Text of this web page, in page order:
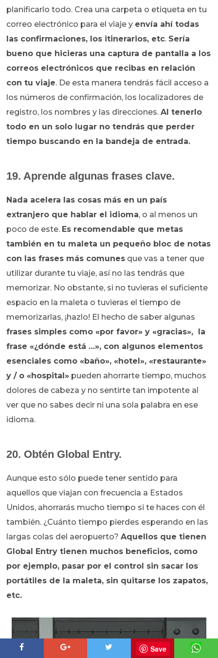
planificarlo todo. Crea una carpeta o etiqueta en tu
correo electrónico para el viaje y envía ahí todas
las confirmaciones, los itinerarios, etc. Sería
bueno que hicieras una captura de pantalla a los
correos electrónicos que recibas en relación
con tu viaje. De esta manera tendrás fácil acceso a
los números de confirmación, los localizadores de
registro, los nombres y las direcciones.Al tenerlo
todo en un solo lugar no tendrás que perder
tiempo buscando en la bandeja de entrada.
19. Aprende algunas frases clave.
Nada acelera las cosas más en un país
extranjero que hablar el idioma, o al menos un
poco de este. Es recomendable que metas
también en tu maleta un pequeño bloc de notas
con las frases más comunes que vas a tener que
utilizar durante tu viaje, así no las tendrás que
memorizar. No obstante, si no tuvieras el suficiente
espacio en la maleta o tuvieras el tiempo de
memorizarlas, ¡hazlo! El hecho de saber algunas
frases simples como «por favor» y «gracias», la
frase «¿dónde está …», con algunos elementos
esenciales como «baño», «hotel», «restaurante»
y / o «hospital» pueden ahorrarte tiempo, muchos
dolores de cabeza y no sentirte tan impotente al
ver que no sabes decir ni una sola palabra en ese
idioma.
20. Obtén Global Entry.
Aunque esto sólo puede tener sentido para
aquellos que viajan con frecuencia a Estados
Unidos, ahorrarás mucho tiempo si te haces con él
también. ¿Cuánto tiempo pierdes esperando en las
largas colas del aeropuerto?Aquellos que tienen
Global Entry tienen muchos beneficios, como
por ejemplo, pasar por el control sin sacar los
portátiles de la maleta, sin quitarse los zapatos,
etc.
Save